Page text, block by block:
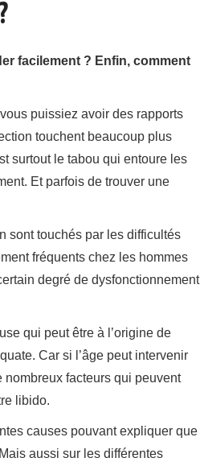
facilement ? Enfin, comment
puissiez avoir des rapports
touchent beaucoup plus
surtout le tabou qui entoure les
Et parfois de trouver une
sont touchés par les difficultés
fréquents chez les hommes
degré de dysfonctionnement
qui peut être à l’origine de
Car si l’âge peut intervenir
facteurs qui peuvent
libido.
causes pouvant expliquer que
aussi sur les différentes